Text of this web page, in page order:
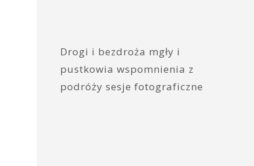
Drogi i bezdroża mgły i
pustkowia wspomnienia z
podróży sesje fotograficzne